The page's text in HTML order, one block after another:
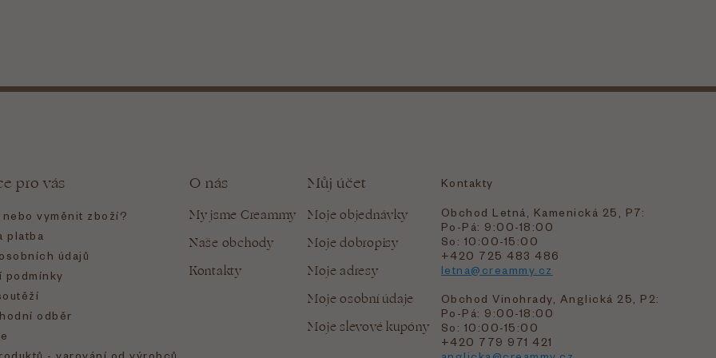
pro vás
vyměnit zboží?
platba
údajů
podmínky
odběr
O nás
My jsme Creammy
Naše obchody
Kontakty
Můj účet
Moje objednávky
Moje dobropisy
Moje adresy
Moje osobní údaje
Moje slevové kupóny
Kontakty
Obchod Letná, Kamenická 25, P7:
Po-Pá: 9:00-18:00
So: 10:00-15:00
+420 725 483 486
letna@creammy.cz
Obchod Vinohrady, Anglická 25, P2:
Po-Pá: 9:00-18:00
So: 10:00-15:00
+420 779 971 421